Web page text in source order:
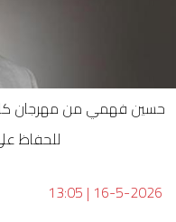
حسين فهمي من مهرجان
للحفاظ
16-5-2026
|
13:05